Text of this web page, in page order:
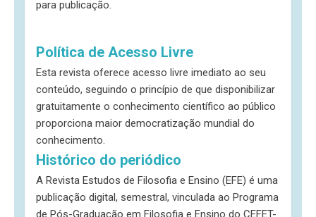
para publicação.
Política de Acesso Livre
Esta revista oferece acesso livre imediato ao seu
conteúdo, seguindo o princípio de que disponibilizar
gratuitamente o conhecimento científico ao público
proporciona maior democratização mundial do
conhecimento.
Histórico do periódico
A Revista Estudos de Filosofia e Ensino (EFE) é uma
publicação digital, semestral, vinculada ao Programa
de Pós-Graduação em Filosofia e Ensino do CEFET-